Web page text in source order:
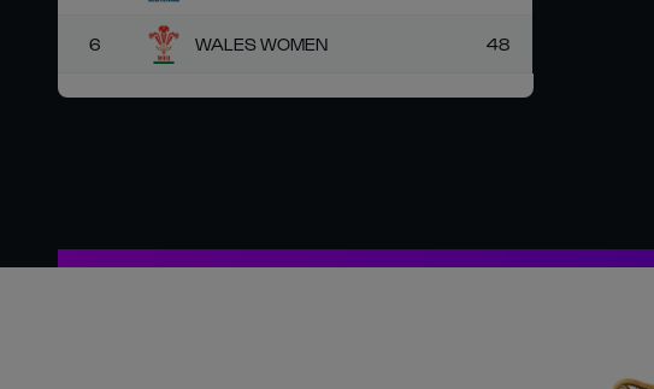
6 WALES WOMEN 48